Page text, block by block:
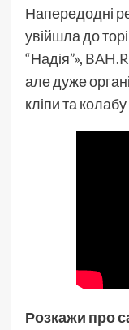
Напередодні
увійшла до
“Надія”»,
але дуже
кліпи та колабу
Розкажи про